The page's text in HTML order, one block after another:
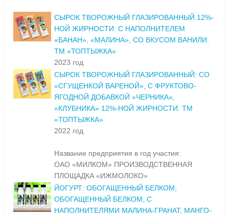
СЫРОК ТВОРОЖНЫЙ ГЛАЗИРОВАННЫЙ 12%-
НОЙ ЖИРНОСТИ: С НАПОЛНИТЕЛЕМ
«БАНАН», «МАЛИНА», СО ВКУСОМ ВАНИЛИ.
ТМ «ТОПТЫЖКА»
2023 год
СЫРОК ТВОРОЖНЫЙ ГЛАЗИРОВАННЫЙ: СО
«СГУЩЕНКОЙ ВАРЕНОЙ», С ФРУКТОВО-
ЯГОДНОЙ ДОБАВКОЙ «ЧЕРНИКА»,
«КЛУБНИКА» 12%-НОЙ ЖИРНОСТИ. ТМ
«ТОПТЫЖКА»
2022 год
Название предприятия в год участия:
ОАО «МИЛКОМ» ПРОИЗВОДСТВЕННАЯ
ПЛОЩАДКА «ИЖМОЛОКО»
ЙОГУРТ: ОБОГАЩЕННЫЙ БЕЛКОМ;
ОБОГАЩЕННЫЙ БЕЛКОМ, С
НАПОЛНИТЕЛЯМИ МАЛИНА-ГРАНАТ, МАНГО-